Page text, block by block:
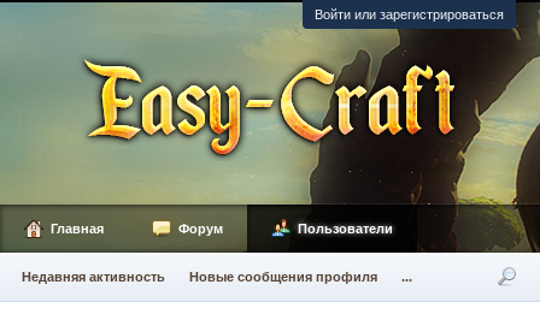
Войти или зарегистрироваться
Главная Форум Пользователи
Недавняя активность Новые сообщения профиля ...